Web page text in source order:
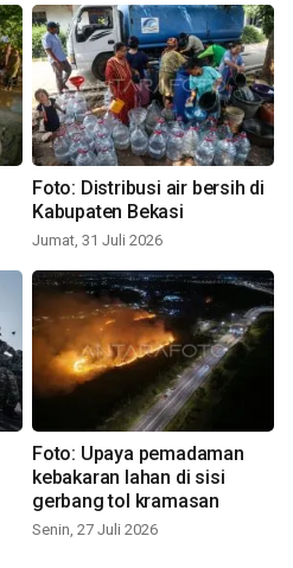
Foto: Distribusi air bersih di
Kabupaten Bekasi
Jumat, 31 Juli 2026
Foto: Upaya pemadaman
kebakaran lahan di sisi
gerbang tol kramasan
Senin, 27 Juli 2026